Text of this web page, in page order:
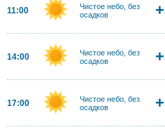
11:00
Чистое небо, без
осадков
14:00
Чистое небо, без
осадков
17:00
Чистое небо, без
осадков